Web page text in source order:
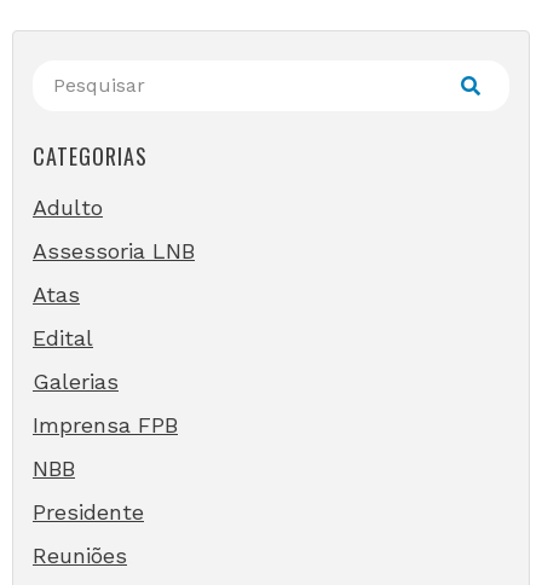
CATEGORIAS
Adulto
Assessoria LNB
Atas
Edital
Galerias
Imprensa FPB
NBB
Presidente
Reuniões